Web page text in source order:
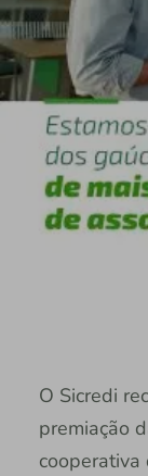
O Sicredi
premiação